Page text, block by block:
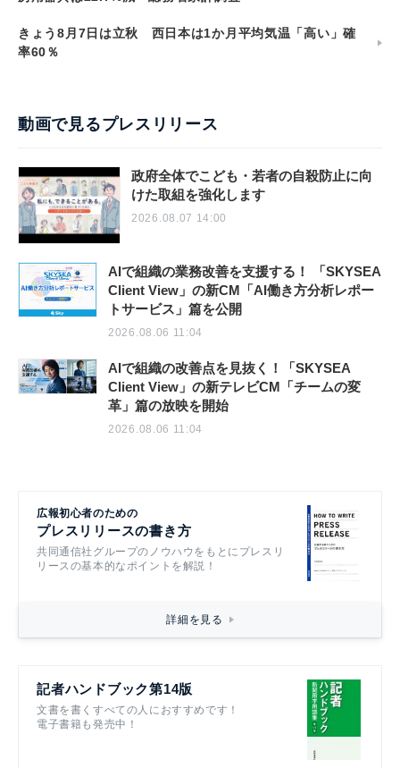
きょう8月7日は立秋 西日本は1か月平均気温「高い」確
率60％
動画で見るプレスリリース
政府全体でこども・若者の自殺防止に向
けた取組を強化します
2026.08.07 14:00
AIで組織の業務改善を支援する！ 「SKYSEA
Client View」の新CM「AI働き方分析レポー
トサービス」篇を公開
2026.08.06 11:04
AIで組織の改善点を見抜く！「SKYSEA
Client View」の新テレビCM「チームの変
革」篇の放映を開始
2026.08.06 11:04
広報初心者のための
プレスリリースの書き方
共同通信社グループのノウハウをもとにプレスリ
リースの基本的なポイントを解説！
詳細を見る
記者ハンドブック第14版
文書を書くすべての人におすすめです！
電子書籍も発売中！